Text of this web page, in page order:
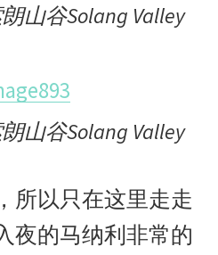
山谷Solang Valley
山谷Solang Valley
所以只在这里走走
夜的马纳利非常的